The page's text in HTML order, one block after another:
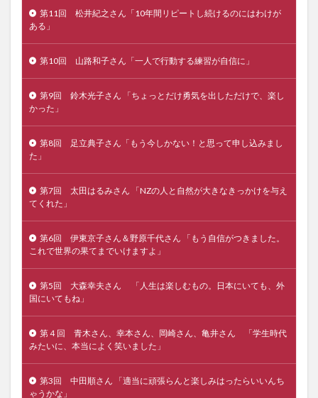
第11回 松井紀之さん「10年間リピートし続けるのにはわけが
ある」
第10回 山路和子さん「一人で行動する練習が自信に」
第9回 鈴木光子さん 「ちょっとだけ勇気を出しただけで、楽し
かった」
第8回 足立典子さん「もう今しかない！と思って申し込みまし
た」
第7回 太田はるみさん 「NZの人と自然が大きなきっかけを与え
てくれた」
第6回 伊東京子さん＆野原千代さん 「もう自信がつきました。
これで世界の果てまでいけますよ」
第5回 大森幸夫さん 「人生は楽しむもの。日本にいても、外
国にいてもね」
第４回 青木さん、幸本さん、岡崎さん、亀井さん 「学生時代
みたいに、本当によく笑いました」
第3回 中田順さん 「適当に頑張らんと楽しみはったらいいんち
ゃうかな」